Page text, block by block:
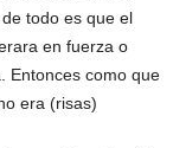
todo es que el
en fuerza o
Entonces como que
era (risas)